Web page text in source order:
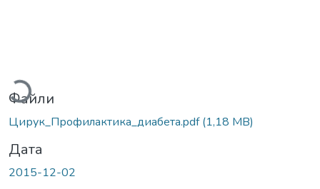
Файли
Цирук_Профилактика_диабета.pdf(1,18 MB)
Дата
2015-12-02